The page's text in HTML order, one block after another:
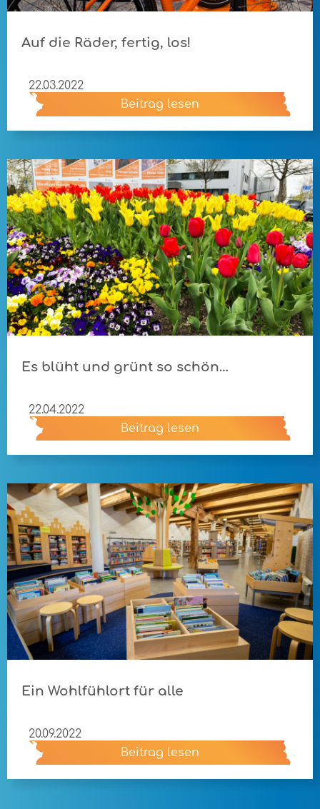
Auf die Räder, fertig, los!
22.03.2022
Beitrag lesen
Es blüht und grünt so schön…
22.04.2022
Beitrag lesen
Ein Wohlfühlort für alle
20.09.2022
Beitrag lesen